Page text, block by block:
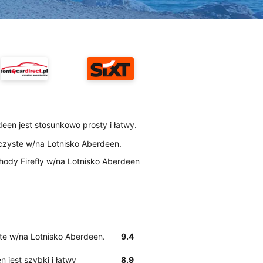
jest stosunkowo prosty i łatwy.
w/na Lotnisko Aberdeen.
Firefly w/na Lotnisko Aberdeen
w/na Lotnisko Aberdeen. 9.4
jest szybki i łatwy 8.9